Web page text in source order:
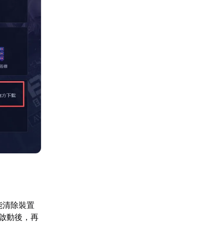
除裝置
動後，再